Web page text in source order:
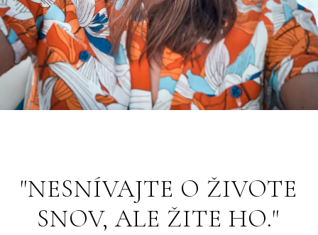
"NESNÍVAJTE O ŽIVOTE
SNOV, ALE ŽITE HO."